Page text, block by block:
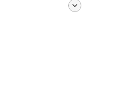
chevron_right